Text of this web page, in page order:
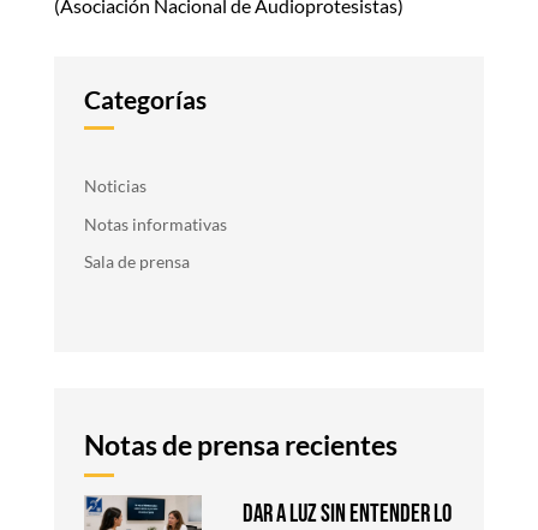
(Asociación Nacional de Audioprotesistas)
Categorías
Noticias
Notas informativas
Sala de prensa
DAR A LUZ SIN ENTENDER LO
Notas de prensa recientes